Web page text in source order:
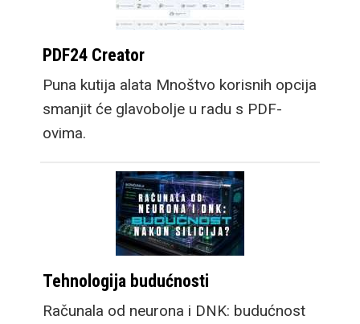
PDF24 Creator
Puna kutija alata Mnoštvo korisnih opcija
smanjit će glavobolje u radu s PDF-
ovima.
Tehnologija budućnosti
Računala od neurona i DNK: budućnost